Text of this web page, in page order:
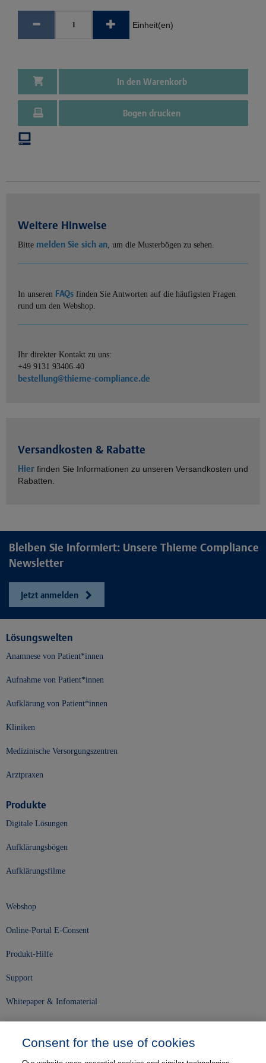
Einheit(en)
In den Warenkorb
Bogen drucken
Weitere Hinweise
Bitte melden Sie sich an, um die Musterbögen zu sehen.
In unseren FAQs finden Sie Antworten auf die häufigsten Fragen
rund um den Webshop.
Ihr direkter Kontakt zu uns:
+49 9131 93406-40
bestellung@thieme-compliance.de
Versandkosten & Rabatte
Hier finden Sie Informationen zu unseren Versandkosten und
Rabatten.
Bleiben Sie informiert: Unsere Thieme Compliance
Newsletter
Jetzt anmelden
Lösungswelten
Anamnese von Patient*innen
Aufnahme von Patient*innen
Aufklärung von Patient*innen
Kliniken
Medizinische Versorgungszentren
Arztpraxen
Produkte
Digitale Lösungen
Aufklärungsbögen
Aufklärungsfilme
Webshop
Online-Portal E-Consent
Produkt-Hilfe
Support
Whitepaper & Infomaterial
Consent for the use of cookies